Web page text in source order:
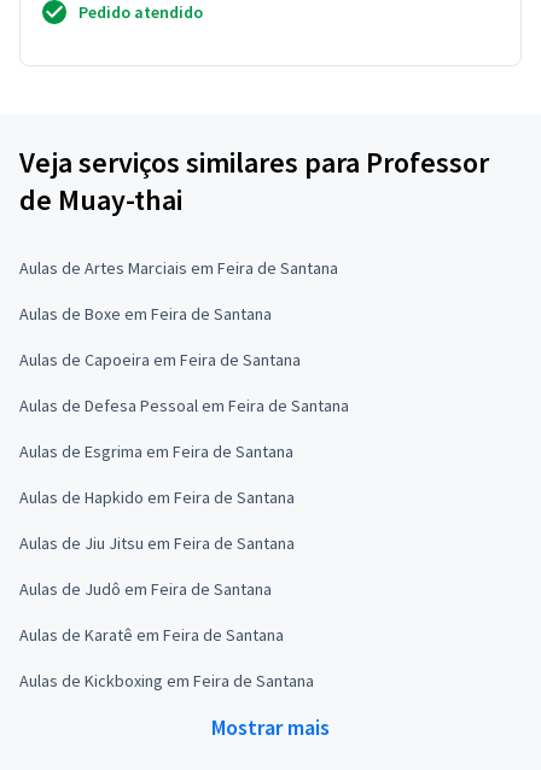
Pedido atendido
Veja serviços similares para Professor
de Muay-thai
Aulas de Artes Marciais em Feira de Santana
Aulas de Boxe em Feira de Santana
Aulas de Capoeira em Feira de Santana
Aulas de Defesa Pessoal em Feira de Santana
Aulas de Esgrima em Feira de Santana
Aulas de Hapkido em Feira de Santana
Aulas de Jiu Jitsu em Feira de Santana
Aulas de Judô em Feira de Santana
Aulas de Karatê em Feira de Santana
Aulas de Kickboxing em Feira de Santana
Mostrar mais